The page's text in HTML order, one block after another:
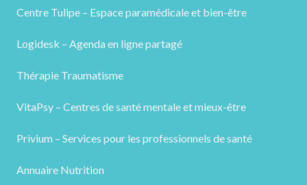
Centre Tulipe – Espace paramédicale et bien-être
Logidesk – Agenda en ligne partagé
Thérapie Traumatisme
VitaPsy – Centres de santé mentale et mieux-être
Privium – Services pour les professionnels de santé
Annuaire Nutrition